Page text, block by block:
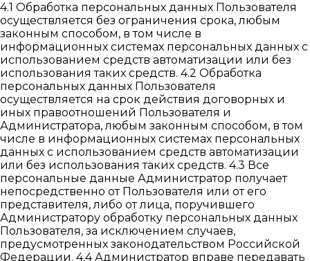
4.1 Обработка персональных данных Пользователя
осуществляется без ограничения срока, любым
законным способом, в том числе в
информационных системах персональных данных с
использованием средств автоматизации или без
использования таких средств. 4.2 Обработка
персональных данных Пользователя
осуществляется на срок действия договорных и
иных правоотношений Пользователя и
Администратора, любым законным способом, в том
числе в информационных системах персональных
данных с использованием средств автоматизации
или без использования таких средств. 4.3 Все
персональные данные Администратор получает
непосредственно от Пользователя или от его
представителя, либо от лица, поручившего
Администратору обработку персональных данных
Пользователя, за исключением случаев,
предусмотренных законодательством Российской
Федерации. 4.4 Администратор вправе передавать